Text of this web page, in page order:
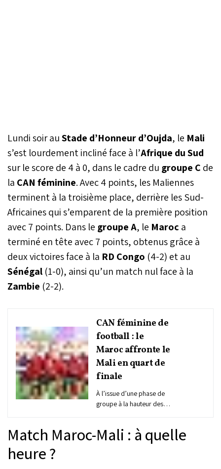
Lundi soir auStade d’Honneur d’Oujda, le Mali
s’est lourdement incliné face à l’Afrique du Sud
sur le score de 4 à 0, dans le cadre du groupe C de
la CAN féminine. Avec 4 points, les Maliennes
terminent à la troisième place, derrière les Sud-
Africaines qui s’emparent de la première position
avec 7 points. Dans le groupe A, le Maroc a
terminé en tête avec 7 points, obtenus grâce à
deux victoires face à la RD Congo (4-2) et au
Sénégal (1-0), ainsi qu’un match nul face à la
Zambie (2-2).
CAN féminine de
football : le
Maroc affronte le
Mali en quart de
finale
À l’issue d’une phase de
groupe à la hauteur des
féminine de football (CAN)
2024 entre dans sa phase
Match Maroc-Mali : à quelle
heure ?